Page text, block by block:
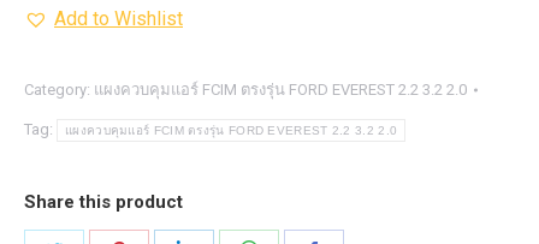
แอร์
ตรง
รุ่น
EVEREST
Add to Wishlist
Category: แผงควบคุมแอร์ FCIM ตรงรุ่น FORD EVEREST 2.2 3.2 2.0
Tag: แผงควบคุมแอร์ FCIM ตรงรุ่น FORD EVEREST 2.2 3.2 2.0
Share this product